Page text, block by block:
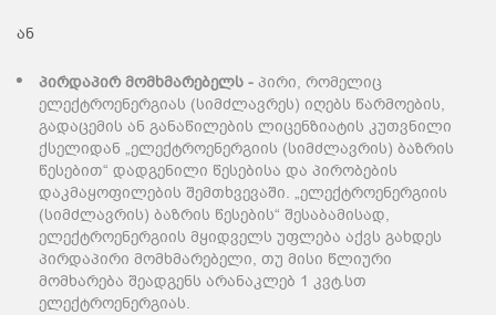
ან
პირდაპირ მომხმარებელს - პირი, რომელიც
ელექტროენერგიას (სიმძლავრეს) იღებს წარმოების,
გადაცემის ან განაწილების ლიცენზიატის კუთვნილი
ქსელიდან „ელექტროენერგიის (სიმძლავრის) ბაზრის
წესებით“ დადგენილი წესებისა და პირობების
დაკმაყოფილების შემთხვევაში. „ელექტროენერგიის
(სიმძლავრის) ბაზრის წესების“ შესაბამისად,
ელექტროენერგიის მყიდველს უფლება აქვს გახდეს
პირდაპირი მომხმარებელი, თუ მისი წლიური
მომხარება შეადგენს არანაკლებ 1 კვტ.სთ
ელექტროენერგიას.